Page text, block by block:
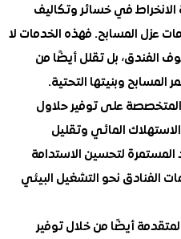
في خسائر وتكاليف
فهذه الخدمات لا
بل تقلل أيضًا من
وبنيتها التحتية.
على توفير حلاول
المائي وتقليل
لتحسين الاستدامة
نحو التشغيل البيئي
أيضًا من خلال توفير